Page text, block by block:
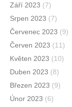
Září 2023 (7)
Srpen 2023 (7)
Červenec 2023 (9)
Červen 2023 (11)
Květen 2023 (10)
Duben 2023 (8)
Březen 2023 (9)
Únor 2023 (6)